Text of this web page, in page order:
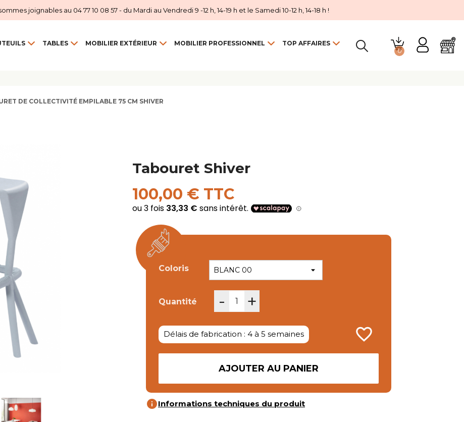
joignables au 04 77 10 08 57 - du Mardi au Vendredi 9 -12 h, 14-19 h et le Samedi 10-12 h, 14-18 h !
TABLES MOBILIER EXTÉRIEUR MOBILIER PROFESSIONNEL TOP AFFAIRES
0
DE COLLECTIVITÉ EMPILABLE 75 CM SHIVER
Tabouret Shiver
100,00 € TTC
Coloris
Quantité - +
Délais de fabrication : 4 à 5 semaines favorite_border
AJOUTER AU PANIER
infoInformations techniques du produit